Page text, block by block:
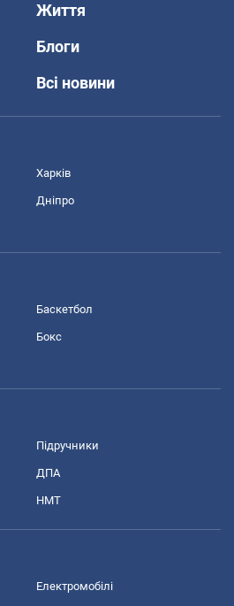
Життя
Блоги
Всі новини
Харків
Дніпро
Баскетбол
Бокс
Підручники
ДПА
НМТ
Електромобілі